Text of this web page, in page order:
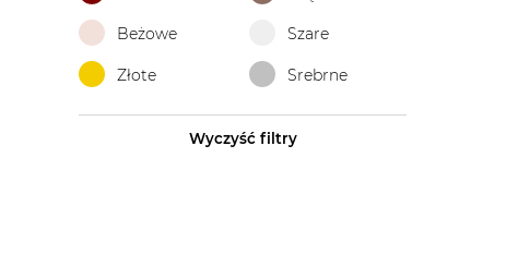
Beżowe Szare
Złote Srebrne
Wyczyść filtry